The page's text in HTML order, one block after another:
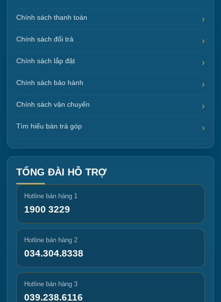
Chính sách thanh toán
Chính sách đổi trả
Chính sách lắp đặt
Chính sách bảo hành
Chính sách vận chuyển
Tìm hiểu bán trả góp
TỔNG ĐÀI HỖ TRỢ
Hotline bán hàng 1
1900 3229
Hotline bán hàng 2
034.304.8338
Hotline bán hàng 3
039.238.6116